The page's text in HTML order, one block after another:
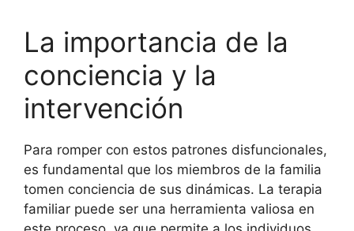
La importancia de la
conciencia y la
intervención
Para romper con estos patrones disfuncionales,
es fundamental que los miembros de la familia
tomen conciencia de sus dinámicas. La terapia
familiar puede ser una herramienta valiosa en